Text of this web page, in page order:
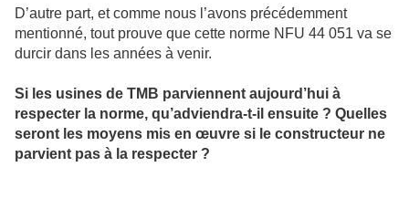
D’autre part, et comme nous l’avons précédemment
mentionné, tout prouve que cette norme NFU 44 051 va se
durcir dans les années à venir.
Si les usines de TMB parviennent aujourd’hui à
respecter la norme, qu’adviendra-t-il ensuite ? Quelles
seront les moyens mis en œuvre si le constructeur ne
parvient pas à la respecter ?